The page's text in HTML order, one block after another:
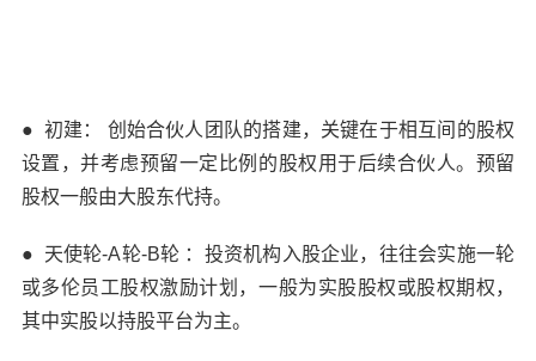
● 初建： 创始合伙人团队的搭建，关键在于相互间的股权
设置，并考虑预留一定比例的股权用于后续合伙人。预留
股权一般由大股东代持。
● 天使轮-A轮-B轮 ：投资机构入股企业，往往会实施一轮
或多伦员工股权激励计划，一般为实股股权或股权期权，
其中实股以持股平台为主。